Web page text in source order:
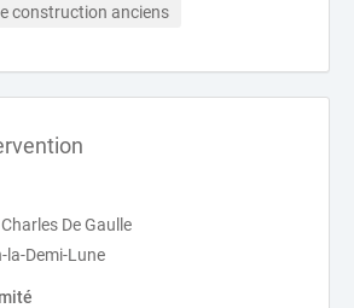
construction anciens
De Gaulle
la-Demi-Lune